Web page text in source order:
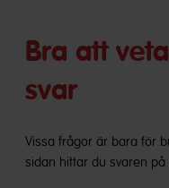
Bra att
svar
Vissa frågor är bara för
sidan hittar du svaren